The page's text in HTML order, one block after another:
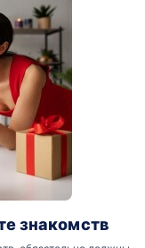
знакомств